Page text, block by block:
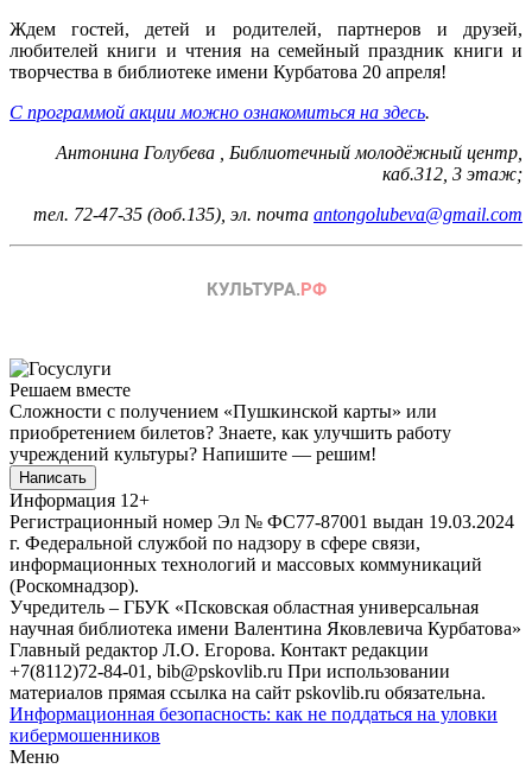
Ждем гостей, детей и родителей, партнеров и друзей,
любителей книги и чтения на семейный праздник книги и
творчества в библиотеке имени Курбатова 20 апреля!
С программой акции можно ознакомиться наздесь.
Антонина Голубева , Библиотечный молодёжный центр,
каб.312, 3 этаж;
тел. 72-47-35 (доб.135), эл. почта antongolubeva@gmail.com
Решаем вместе
Сложности с получением «Пушкинской карты» или
приобретением билетов? Знаете, как улучшить работу
учреждений культуры? Напишите — решим!
Написать
Информация 12+
Регистрационный номер Эл № ФС77-87001 выдан 19.03.2024
г. Федеральной службой по надзору в сфере связи,
информационных технологий и массовых коммуникаций
(Роскомнадзор).
Учредитель – ГБУК «Псковская областная универсальная
научная библиотека имени Валентина Яковлевича Курбатова»
Главный редактор Л.О. Егорова. Контакт редакции
+7(8112)72-84-01, bib@pskovlib.ru При использовании
материалов прямая ссылка на сайт pskovlib.ru обязательна.
Информационная безопасность: как не поддаться на уловки
кибермошенников
Меню